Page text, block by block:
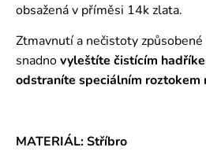
obsažená v příměsi 14k zlata.
Ztmavnutí a nečistoty
snadnovyleštíte čistícím
odstraníte speciálním roztokem
MATERIÁL: Stříbro